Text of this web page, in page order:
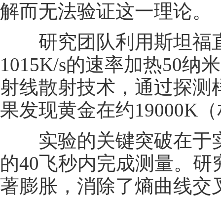
解而无法验证这一理论。
研究团队利用斯坦福
1015K/s的速率加热50纳
射线散射技术，通过探
果发现黄金在约19000K
实验的关键突破在于
的40飞秒内完成测量。
著膨胀，消除了熵曲线交